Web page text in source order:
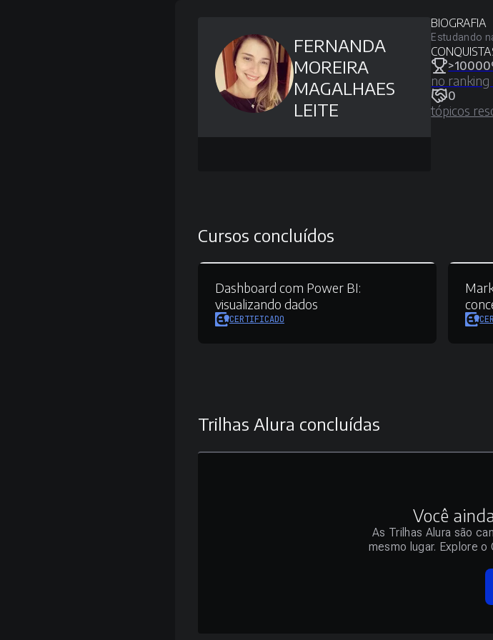
FERNANDA
MOREIRA
MAGALHAES
LEITE
BIOGRAFIA
Estudando
no ranking
0
tópicos
Cursos concluídos
Dashboard com Power BI:
visualizando dados
CERTIFICADO
Trilhas Alura concluídas
Você
As Trilhas Alura são
mesmo lugar. Explore